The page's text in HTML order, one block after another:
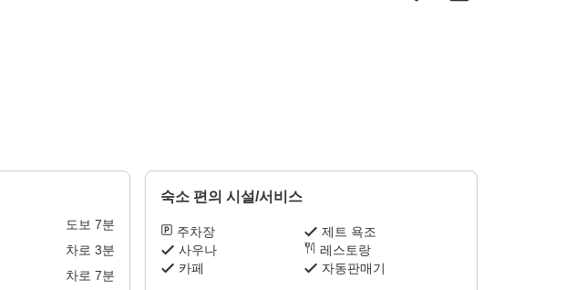
도보 7분
차로 3분
차로 7분
숙소 편의 시설/서비스
주차장
제트 욕조
사우나
레스토랑
카페
자동판매기